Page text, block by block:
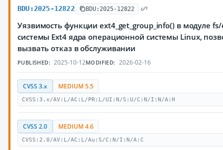
BDU:2025-12822 BDU:2025-12822
Уязвимость функции ext4_get_group_info() в модуле
системы Ext4 ядра операционной системы Linux,
вызвать отказ в обслуживании
PUBLISHED: 2025-10-12MODIFIED: 2026-02-16
CVSS 3.x MEDIUM 5.5
CVSS:3.x/AV:L/AC:L/PR:L/UI:N/S:U/C:N/I:N/A:H
CVSS 2.0 MEDIUM 4.6
CVSS:2.0/AV:L/AC:L/Au:S/C:N/I:N/A:C